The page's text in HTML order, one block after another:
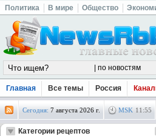
Политика В мире Общество
Главная Все темы Россия
Сегодня: 7 августа 2026 г. MSK 11 :55
Категории рецептов